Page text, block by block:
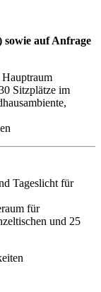
sowie auf Anfrage
Sitzplätze im
Tageslicht für
für
und 25